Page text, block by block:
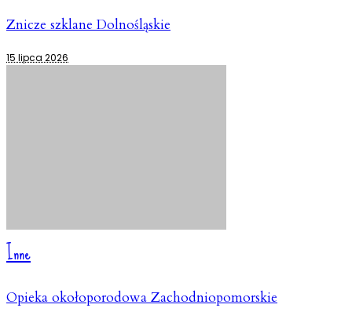
Znicze szklane Dolnośląskie
15 lipca 2026
Inne
Opieka okołoporodowa Zachodniopomorskie